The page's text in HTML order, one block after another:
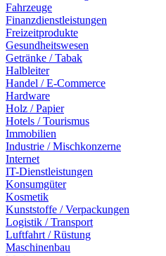
Fahrzeuge
Finanzdienstleistungen
Freizeitprodukte
Gesundheitswesen
Getränke / Tabak
Halbleiter
Handel / E-Commerce
Hardware
Holz / Papier
Hotels / Tourismus
Immobilien
Industrie / Mischkonzerne
Internet
IT-Dienstleistungen
Konsumgüter
Kosmetik
Kunststoffe / Verpackungen
Logistik / Transport
Luftfahrt / Rüstung
Maschinenbau